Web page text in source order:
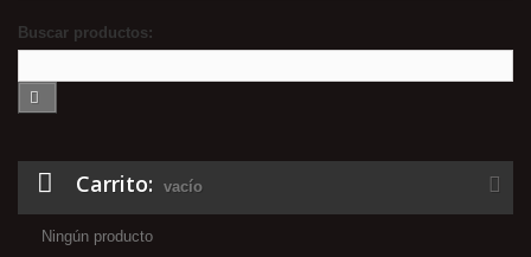
Buscar productos:
Carrito: vacío
Ningún producto